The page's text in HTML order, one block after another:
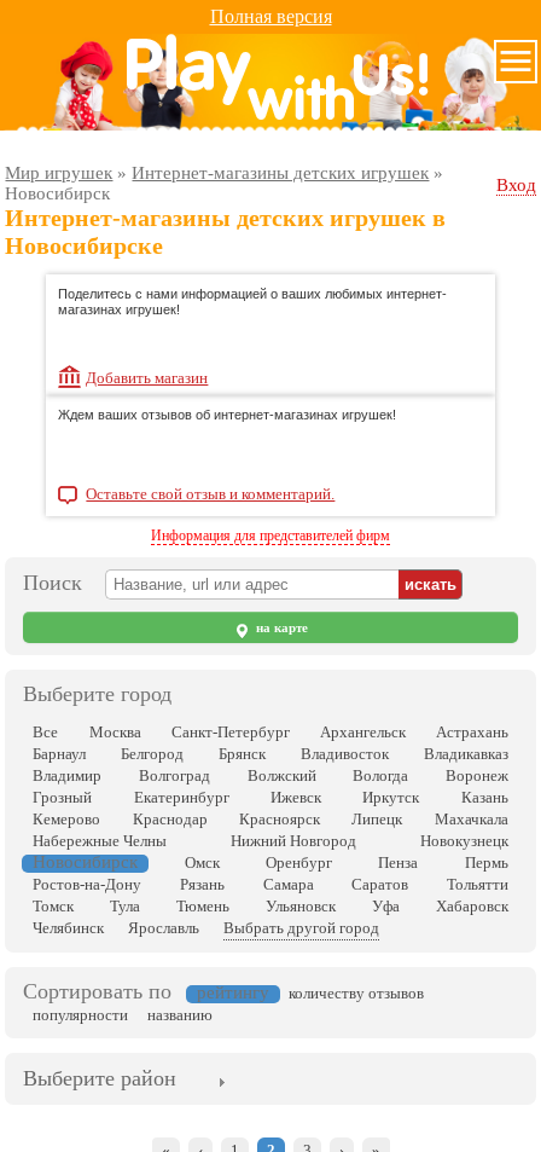
Полная версия
Мир игрушек »Интернет-магазины детских игрушек »
Новосибирск
Вход
Интернет-магазины детских игрушек в
Новосибирске
Поделитесь с нами информацией о ваших любимых интернет-
магазинах игрушек!
Добавить магазин
Ждем ваших отзывов об интернет-магазинах игрушек!
Оставьте свой отзыв и комментарий.
Информация для представителей фирм
Поиск
на карте
Выберите город
Все Москва Санкт-Петербург Архангельск
Астрахань
Барнаул
Белгород Брянск Владивосток
Владикавказ
Владимир
Волгоград Волжский Вологда
Воронеж
Грозный
Екатеринбург Ижевск Иркутск
Казань
Кемерово
Краснодар Красноярск Липецк
Махачкала
Набережные Челны
Нижний Новгород Новокузнецк
Новосибирск Омск Оренбург Пенза
Пермь
Ростов-на-Дону
Рязань Самара Саратов
Тольятти
Томск
Тула Тюмень Ульяновск Уфа
Хабаровск
Челябинск
Ярославль Выбрать другой город
Сортировать по рейтингу
количеству отзывов
популярности
названию
Выберите район